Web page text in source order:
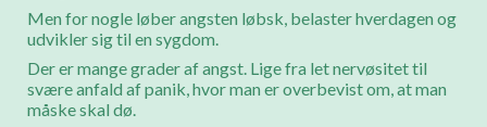
Men for nogle løber angsten løbsk, belaster hverdagen og
udvikler sig til en sygdom.
Der er mange grader af angst. Lige fra let nervøsitet til
svære anfald af panik, hvor man er overbevist om, at man
måske skal dø.